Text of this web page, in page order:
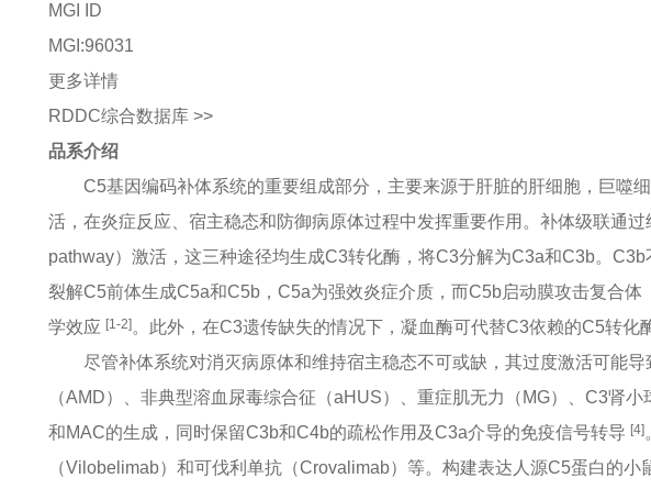
MGI ID
MGI:96031
更多详情
RDDC综合数据库 >>
品系介绍
C5基因编码补体系统的重要组成部分，主要来源于肝脏的肝细胞，巨噬
活，在炎症反应、宿主稳态和防御病原体过程中发挥重要作用。补体级联通
pathway）激活，这三种途径均生成C3转化酶，将C3分解为C3a和C3b。
裂解C5前体生成C5a和C5b，C5a为强效炎症介质，而C5b启动膜攻击复合
学效应 [1-2]。此外，在C3遗传缺失的情况下，凝血酶可代替C3依赖的C5转化
尽管补体系统对消灭病原体和维持宿主稳态不可或缺，其过度激活可能
（AMD）、非典型溶血尿毒综合征（aHUS）、重症肌无力（MG）、C3肾
和MAC的生成，同时保留C3b和C4b的疏松作用及C3a介导的免疫信号转导 [4]
（Vilobelimab）和可伐利单抗（Crovalimab）等。构建表达人源C5蛋白的